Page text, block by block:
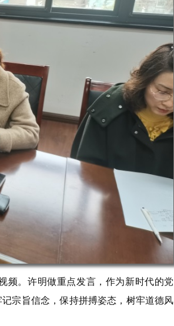
频。许明做重点发言，作为新时代的党
宗旨信念，保持拼搏姿态，树牢道德风